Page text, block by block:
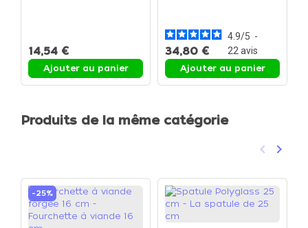
14,54 €
Ajouter au panier
4.9/5 -
22 avis
34,80 €
Ajouter au panier
Produits de la même catégorie
Précédent
keyboard_arrow_left keyboard_arrow_right
-25%